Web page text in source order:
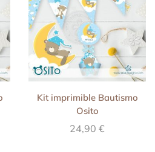
Kit imprimible Bautismo
Osito
24,90 €